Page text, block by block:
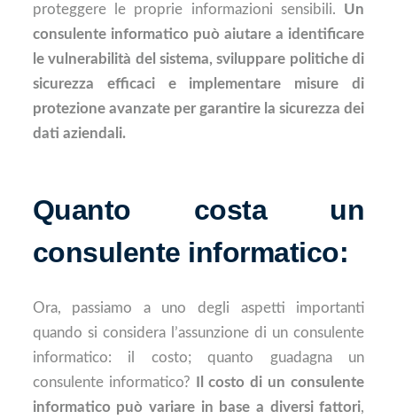
proteggere le proprie informazioni sensibili. Un
consulente informatico può aiutare a identificare
le vulnerabilità del sistema, sviluppare politiche di
sicurezza efficaci e implementare misure di
protezione avanzate per garantire la sicurezza dei
dati aziendali.
Quanto costa un
consulente informatico:
Ora, passiamo a uno degli aspetti importanti
quando si considera l’assunzione di un consulente
informatico: il costo; quanto guadagna un
consulente informatico?
Il costo di un consulente
informatico può variare in base a diversi fattori,